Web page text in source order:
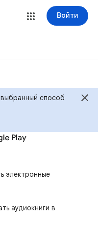
Войти
способ
Play
электронные
аудиокниги в